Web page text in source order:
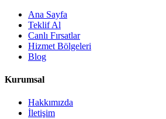
Ana Sayfa
Teklif Al
Canlı Fırsatlar
Hizmet Bölgeleri
Blog
Kurumsal
Hakkımızda
İletişim